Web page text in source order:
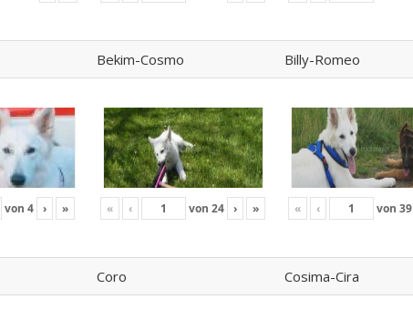
Bekim-Cosmo Billy-Romeo
von 4 › » « ‹ von24 › » « ‹ von39
Coro Cosima-Cira